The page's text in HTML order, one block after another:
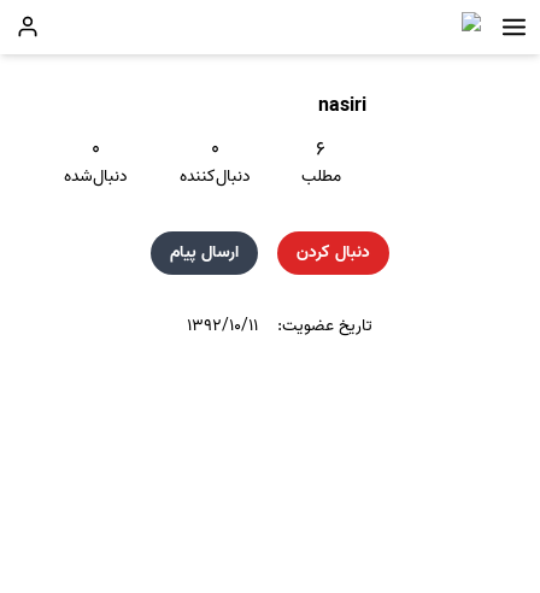
nasiri
۶
مطلب
۰
دنبال‌کننده
۰
دنبال‌شده
دنبال کردن ارسال پیام
تاریخ عضویت: ۱۳۹۲/۱۰/۱۱